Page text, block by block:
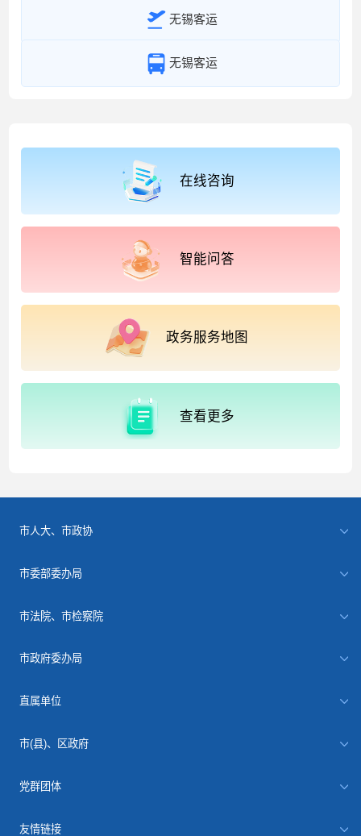
无锡客运
无锡客运
在线咨询
智能问答
政务服务地图
查看更多
市人大、市政协
市委部委办局
市法院、市检察院
市政府委办局
直属单位
市(县)、区政府
党群团体
友情链接